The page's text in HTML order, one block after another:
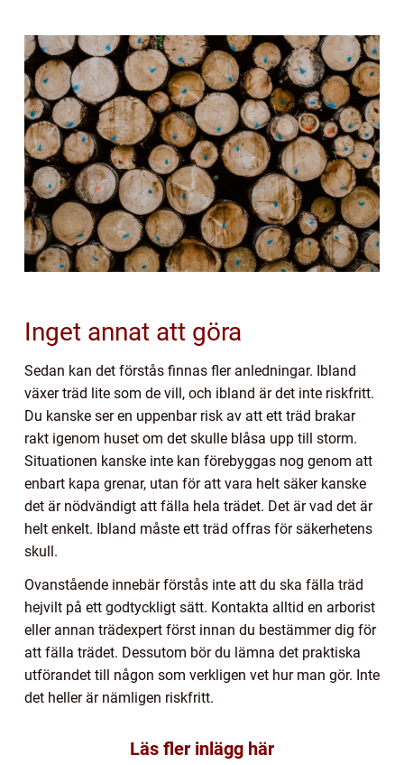
Inget annat att göra
Sedan kan det förstås finnas fler anledningar. Ibland
växer träd lite som de vill, och ibland är det inte riskfritt.
Du kanske ser en uppenbar risk av att ett träd brakar
rakt igenom huset om det skulle blåsa upp till storm.
Situationen kanske inte kan förebyggas nog genom att
enbart kapa grenar, utan för att vara helt säker kanske
det är nödvändigt att fälla hela trädet. Det är vad det är
helt enkelt. Ibland måste ett träd offras för säkerhetens
skull.
Ovanstående innebär förstås inte att du ska fälla träd
hejvilt på ett godtyckligt sätt. Kontakta alltid en arborist
eller annan trädexpert först innan du bestämmer dig för
att fälla trädet. Dessutom bör du lämna det praktiska
utförandet till någon som verkligen vet hur man gör. Inte
det heller är nämligen riskfritt.
Läs fler inlägg här